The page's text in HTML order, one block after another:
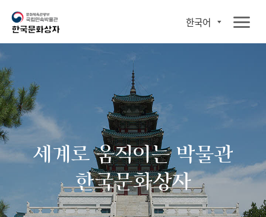
한국어
세계로 움직이는 박물관
한국문화상자